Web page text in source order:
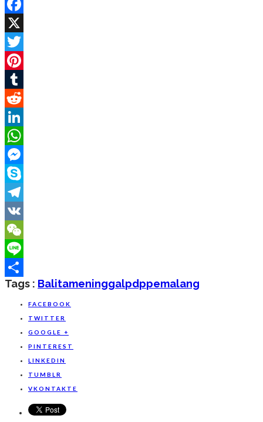
Facebook
X
Twitter
Pinterest
Tumblr
Reddit
LinkedIn
WhatsApp
Messenger
Skype
Telegram
VK
WeChat
Line
Share
Tags : BalitaMeninggalPdpPemalang
FACEBOOK
TWITTER
GOOGLE +
PINTEREST
LINKEDIN
TUMBLR
VKONTAKTE